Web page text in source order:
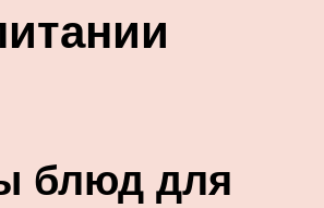
блюд для